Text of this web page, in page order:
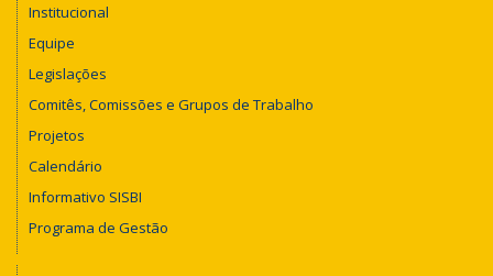
Institucional
Equipe
Legislações
Comitês, Comissões e Grupos de Trabalho
Projetos
Calendário
Informativo SISBI
Programa de Gestão